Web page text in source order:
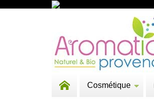
Cosmétique